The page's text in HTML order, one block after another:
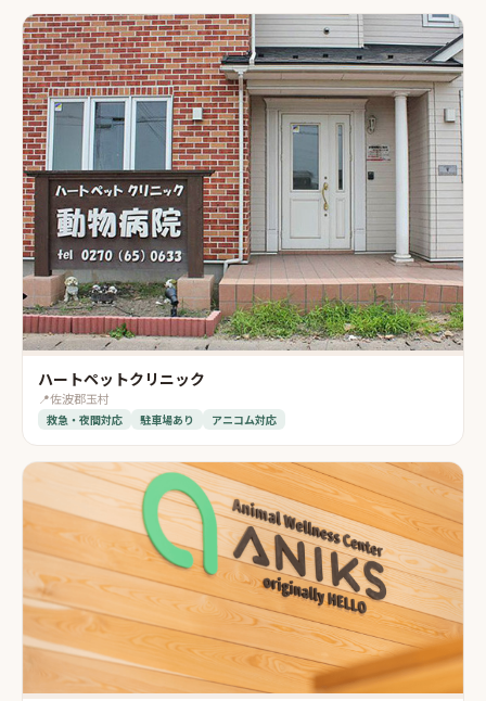
ハートペットクリニック
📍佐波郡玉村
救急・夜間対応 駐車場あり アニコム対応